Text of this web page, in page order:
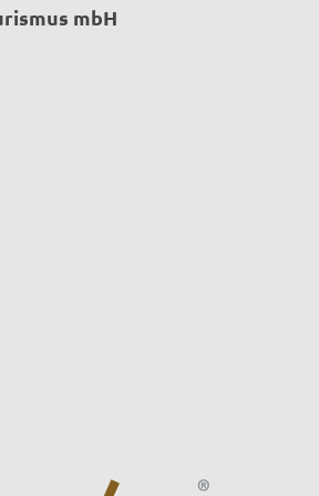
mbH